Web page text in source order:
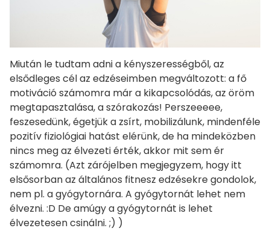
Miután le tudtam adni a kényszerességből, az
elsődleges cél az edzéseimben megváltozott: a fő
motiváció számomra már a kikapcsolódás, az öröm
megtapasztalása, a szórakozás! Perszeeeee,
feszesedünk, égetjük a zsírt, mobilizálunk, mindenféle
pozitív fiziológiai hatást elérünk, de ha mindeközben
nincs meg az élvezeti érték, akkor mit sem ér
számomra. (Azt zárójelben megjegyzem, hogy itt
elsősorban az általános fitnesz edzésekre gondolok,
nem pl. a gyógytornára. A gyógytornát lehet nem
élvezni. :D De amúgy a gyógytornát is lehet
élvezetesen csinálni. ;) )